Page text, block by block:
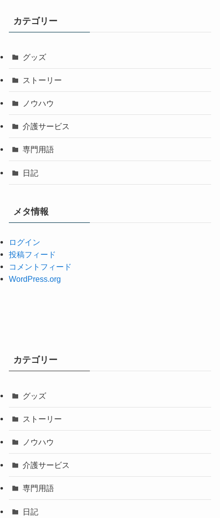
カテゴリー
グッズ
ストーリー
ノウハウ
介護サービス
専門用語
日記
メタ情報
ログイン
投稿フィード
コメントフィード
WordPress.org
カテゴリー
グッズ
ストーリー
ノウハウ
介護サービス
専門用語
日記